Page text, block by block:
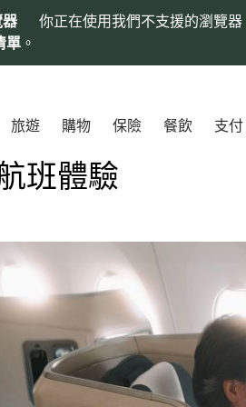
器
你正在使用我們不支援的瀏覽
單 。
旅遊 購物 保險 餐飲 支付
班體驗